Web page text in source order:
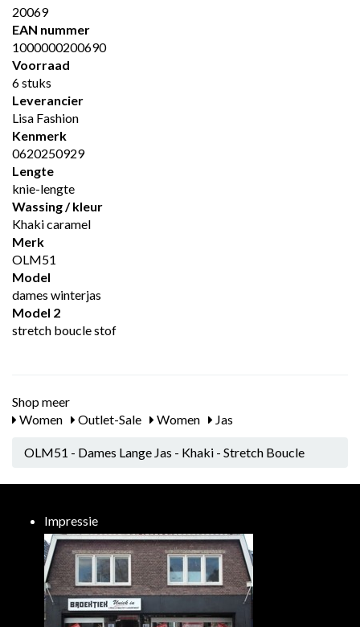
20069
EAN nummer
1000000200690
Voorraad
6 stuks
Leverancier
Lisa Fashion
Kenmerk
0620250929
Lengte
knie-lengte
Wassing / kleur
Khaki caramel
Merk
OLM51
Model
dames winterjas
Model 2
stretch boucle stof
Shop meer
Women
Outlet-Sale Women Jas
OLM51 - Dames Lange Jas - Khaki - Stretch Boucle
Impressie